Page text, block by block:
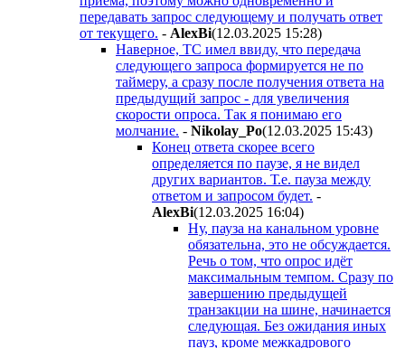
передавать запрос следующему и получать ответ
от текущего. - AlexBi(12.03.2025 15:28)
Наверное, ТС имел ввиду, что передача
следующего запроса формируется не по
таймеру, а сразу после получения ответа на
предыдущий запрос - для увеличения
скорости опроса. Так я понимаю его
молчание. - Nikolay_Po(12.03.2025 15:43)
Конец ответа скорее всего
определяется по паузе, я не видел
других вариантов. Т.е. пауза между
ответом и запросом будет. -
AlexBi(12.03.2025 16:04)
Ну, пауза на канальном уровне
обязательна, это не обсуждается.
Речь о том, что опрос идёт
максимальным темпом. Сразу по
завершению предыдущей
транзакции на шине, начинается
следующая. Без ожидания иных
пауз, кроме межкадрового